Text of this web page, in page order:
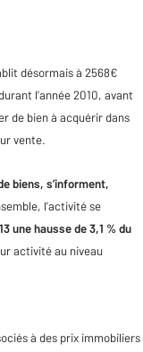
désormais à 2568€
l’année 2010, avant
de bien à acquérir dans
vente.
biens, s’informent,
l’activité se
une hausse de 3,1 % du
activité au niveau
à des prix immobiliers